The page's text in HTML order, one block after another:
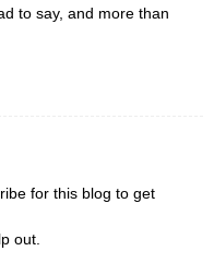
to say, and more than
for this blog to get
out.